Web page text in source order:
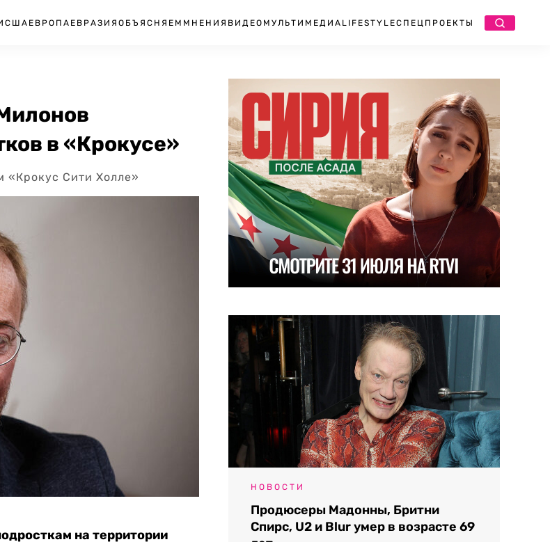
США ЕВРОПА ЕВРАЗИЯ ОБЪЯСНЯЕМ МНЕНИЯ ВИДЕО МУЛЬТИМЕДИА LIFESTYLEСПЕЦПРОЕКТЫ
в «Крокусе»
«Крокус Сити Холле»
на территории
НОВОСТИ
Продюсеры Мадонны, Бритни
Спирс, U2 и Blur умер в возрасте 69